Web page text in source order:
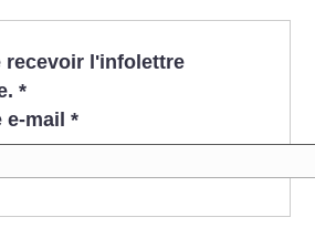
recevoir l'infolettre
*
mail *